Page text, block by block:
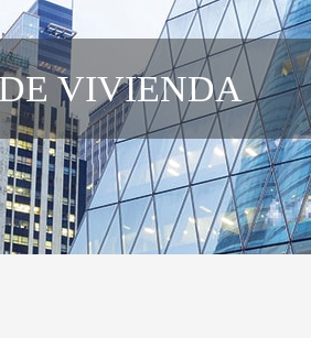
VIVIENDA